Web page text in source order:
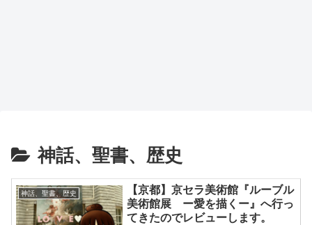
神話、聖書、歴史
神話、聖書、歴史
【京都】京セラ美術館『ルーブル
美術館展 ー愛を描くー』へ行っ
てきたのでレビューします。